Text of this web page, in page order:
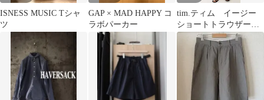
ISNESS MUSIC Tシャ
ツ
GAP × MAD HAPPY コ
ラボパーカー
tim.ティム イージー
ショートトラウザー
maate&sons サイズ3